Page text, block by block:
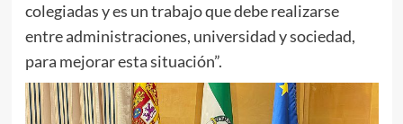
colegiadas y es un trabajo que debe realizarse
entre administraciones, universidad y sociedad,
para mejorar esta situación”.